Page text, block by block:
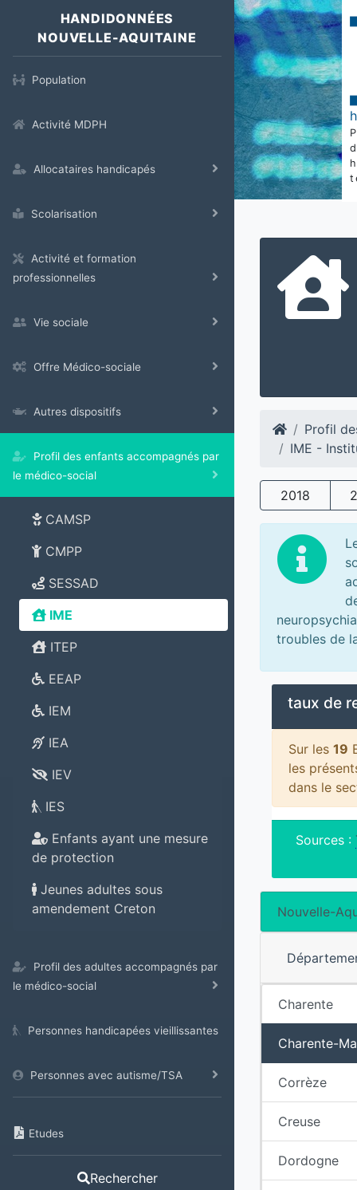
HANDIDONNÉES
NOUVELLE-AQUITAINE
Population
Activité MDPH
Allocataires handicapés
Scolarisation
Activité et formation
professionnelles
Vie sociale
Offre Médico-sociale
Autres dispositifs
Profil des enfants accompagnés par
le médico-social
CAMSP
CMPP
SESSAD
IME
ITEP
EEAP
IEM
IEA
IEV
IES
Enfants ayant une mesure
de protection
Jeunes adultes sous
amendement Creton
Profil des adultes accompagnés par
le médico-social
Personnes handicapées vieillissantes
Personnes avec autisme/TSA
Etudes
Rechercher
Profil
IME -
2018
troubles de
taux de
Sur les 19
les
dans le
Sources :
Nouvelle-
Charente
Charente-
Corrèze
Creuse
Dordogne